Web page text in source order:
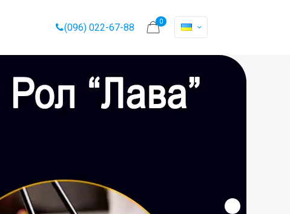
(096) 022-67-88
0